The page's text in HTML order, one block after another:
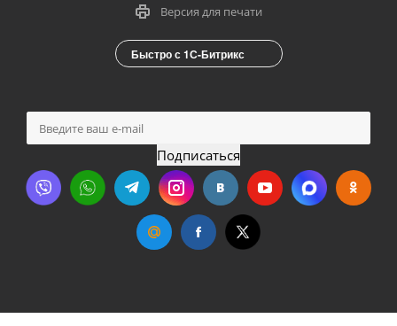
Версия для печати
Быстро с 1С-Битрикс
Подписаться